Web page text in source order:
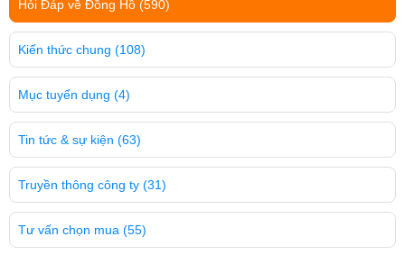
Hỏi Đáp về Đồng Hồ (590)
Kiến thức chung (108)
Mục tuyển dụng (4)
Tin tức & sự kiện (63)
Truyền thông công ty (31)
Tư vấn chọn mua (55)